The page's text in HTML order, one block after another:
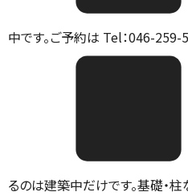
中です。ご予約は Tel：046-259-
るのは建築中だけです。基礎・